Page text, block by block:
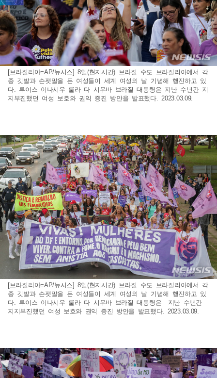
[브라질리아=AP/뉴시스] 8일(현지시간) 브라질 수도 브라질리아에서 각
종 깃발과 손팻말을 든 여성들이 세계 여성의 날 기념해 행진하고 있
다. 루이스 이나시우 룰라 다 시우바 브라질 대통령은 지난 수년간 지
지부진했던 여성 보호와 권익 증진 방안을 발표했다. 2023.03.09.
[브라질리아=AP/뉴시스] 8일(현지시간) 브라질 수도 브라질리아에서 각
종 깃발과 손팻말을 든 여성들이 세계 여성의 날 기념해 행진하고 있
다. 루이스 이나시우 룰라 다 시우바 브라질 대통령은 지난 수년간
지지부진했던 여성 보호와 권익 증진 방안을 발표했다. 2023.03.09.